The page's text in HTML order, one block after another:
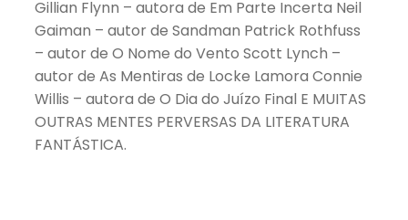
Gillian Flynn – autora de Em Parte Incerta Neil
Gaiman – autor de Sandman Patrick Rothfuss
– autor de O Nome do Vento Scott Lynch –
autor de As Mentiras de Locke Lamora Connie
Willis – autora de O Dia do Juízo Final E MUITAS
OUTRAS MENTES PERVERSAS DA LITERATURA
FANTÁSTICA.